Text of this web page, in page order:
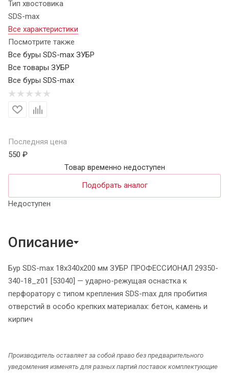
Тип хвостовика
SDS-max
Все характеристики
Посмотрите также
Все буры SDS-max ЗУБР
Все товары ЗУБР
Все буры SDS-max
Последняя цена
550 ₽
Товар временно недоступен
Подобрать аналог
Недоступен
Описание
Бур SDS-max 18х340х200 мм ЗУБР ПРОФЕССИОНАЛ 29350-
340-18_z01 [53040] — ударно-режущая оснастка к
перфоратору с типом крепления SDS-max для пробития
отверстий в особо крепких материалах: бетон, камень и
кирпич
Производитель оставляет за собой право без предварительного
уведомления изменять для разных партий поставок комплектующие